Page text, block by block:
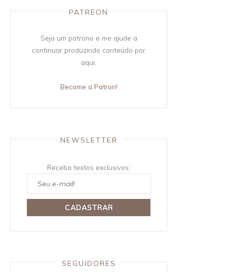
PATREON
Seja um patrono e me ajude a
continuar produzindo conteúdo por
aqui:
Become a Patron!
NEWSLETTER
Receba textos exclusivos:
SEGUIDORES